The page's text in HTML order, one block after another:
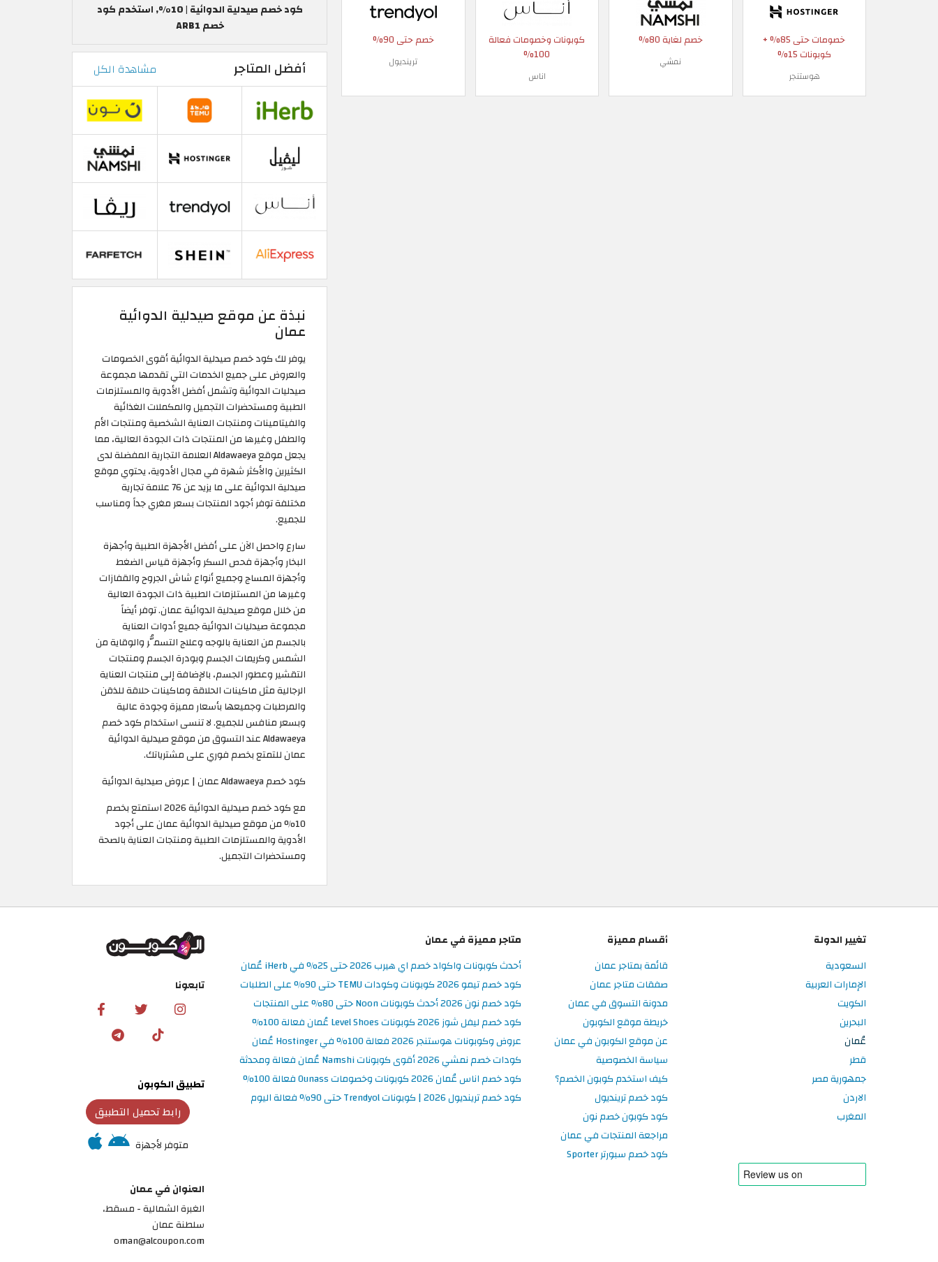
خصومات حتى 85% +
كوبونات 15%
هوستنجر
خصم لغاية 80%
نمشي
كوبونات وخصومات فعالة
100%
اناس
خصم حتى 90%
ترينديول
كود خصم صيدلية الدوائية | 10%, استخدم كود
خصم ARB1
أفضل المتاجر مشاهدة الكل
نبذة عن موقع صيدلية الدوائية
عمان
يوفر لك كود خصم صيدلية الدوائية أقوى الخصومات
والعروض على جميع الخدمات التي تقدمها مجموعة
صيدليات الدوائية وتشمل أفضل الأدوية والمستلزمات
الطبية ومستحضرات التجميل والمكملات الغذائية
والفيتامينات ومنتجات العناية الشخصية ومنتجات الأم
والطفل وغيرها من المنتجات ذات الجودة العالية، مما
يجعل موقع Aldawaeya العلامة التجارية المفضلة لدى
الكثيرين والأكثر شهرة في مجال الأدوية، يحتوي موقع
صيدلية الدوائية على ما يزيد عن 76 علامة تجارية
مختلفة توفر أجود المنتجات بسعر مغري جداً ومناسب
للجميع.
سارع واحصل الآن على أفضل الأجهزة الطبية وأجهزة
البخار وأجهزة فحص السكر وأجهزة قياس الضغط
وأجهزة المساج وجميع أنواع شاش الجروح والقفازات
وغيرها من المستلزمات الطبية ذات الجودة العالية
من خلال موقع صيدلية الدوائية عمان. توفر أيضاً
مجموعة صيدليات الدوائية جميع أدوات العناية
بالجسم من العناية بالوجه وعلاج التسمُّر والوقاية من
الشمس وكريمات الجسم وبودرة الجسم ومنتجات
التقشير وعطور الجسم، بالإضافة إلى منتجات العناية
الرجالية مثل ماكينات الحلاقة وماكينات حلاقة للذقن
والمرطبات وجميعها بأسعار مميزة وجودة عالية
وبسعر منافس للجميع. لا تنسى استخدام كود خصم
Aldawaeya عند التسوق من موقع صيدلية الدوائية
عمان للتمتع بخصم فوري على مشترياتك. ​
كود خصم Aldawaeya عمان | عروض صيدلية الدوائية
مع كود خصم صيدلية الدوائية 2026 استمتع بخصم
10% من موقع صيدلية الدوائية عمان على أجود
الأدوية والمستلزمات الطبية ومنتجات العناية بالصحة
ومستحضرات التجميل.
تغيير الدولة
السعودية
الإمارات العربية
الكويت
البحرين
عُمان
قطر
جمهورية مصر
الاردن
المغرب
أقسام مميزة
قائمة بمتاجر عمان
صفقات متاجر عمان
مدونة التسوق في عمان
خريطة موقع الكوبون
عن موقع الكوبون في عمان
سياسة الخصوصية
كيف استخدم كوبون الخصم؟
كود خصم ترينديول
كود كوبون خصم نون
مراجعة المنتجات في عمان
كود خصم سبورتر Sporter
متاجر مميزة في عمان
أحدث كوبونات واكواد خصم اي هيرب 2026 حتى 25% في iHerb عُمان
كود خصم تيمو 2026 كوبونات وكودات TEMU حتى 90% على الطلبات
كود خصم نون 2026 أحدث كوبونات Noon حتى 80% على المنتجات
كود خصم ليفل شوز 2026 كوبونات Level Shoes عُمان فعالة 100%
عروض وكوبونات هوستنجر 2026 فعالة 100% في Hostinger عُمان
كودات خصم نمشي 2026 أقوى كوبونات Namshi عُمان فعالة ومحدثة
كود خصم اناس عُمان 2026 كوبونات وخصومات Ounass فعالة 100%
كود خصم ترينديول 2026 | كوبونات Trendyol حتى 90% فعالة اليوم
تابعونا
تطبيق الكوبون
رابط تحميل التطبيق
متوفر لأجهزة
العنوان في عمان
الغبرة الشمالية - مسقط،
سلطنة عمان
oman@alcoupon.com